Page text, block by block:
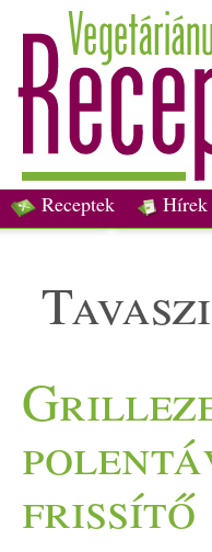
Receptek Hírek
frissítő